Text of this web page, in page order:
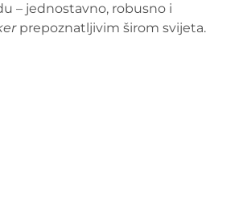
– jednostavno, robusno i
prepoznatljivim širom svijeta.